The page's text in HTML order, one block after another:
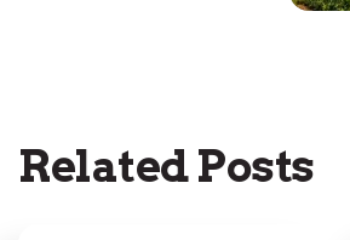
Related Posts